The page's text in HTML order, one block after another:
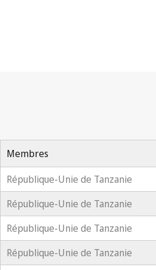
Membres
République-Unie de Tanzanie
République-Unie de Tanzanie
République-Unie de Tanzanie
République-Unie de Tanzanie